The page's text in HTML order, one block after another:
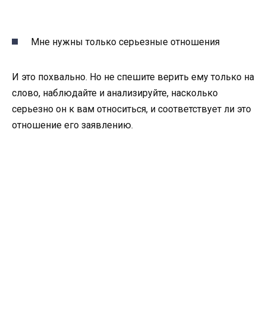
Мне нужны только серьезные отношения
И это похвально. Но не спешите верить ему только на
слово, наблюдайте и анализируйте, насколько
серьезно он к вам относиться, и соответствует ли это
отношение его заявлению.